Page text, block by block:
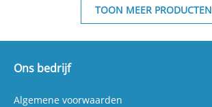
TOON MEER PRODUCTEN
Ons bedrijf
Algemene voorwaarden